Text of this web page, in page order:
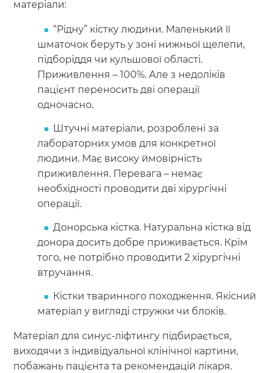
матеріали:
“Рідну” кістку людини. Маленький її
шматочок беруть у зоні нижньої щелепи,
підборіддя чи кульшової області.
Приживлення – 100%. Але з недоліків
пацієнт переносить дві операції
одночасно.
Штучні матеріали, розроблені за
лабораторних умов для конкретної
людини. Має високу ймовірність
приживлення. Перевага – немає
необхідності проводити дві хірургічні
операції.
Донорська кістка. Натуральна кістка від
донора досить добре приживається. Крім
того, не потрібно проводити 2 хірургічні
втручання.
Кістки тваринного походження. Якісний
матеріал у вигляді стружки чи блоків.
Матеріал для синус-ліфтингу підбирається,
виходячи з індивідуальної клінічної картини,
побажань пацієнта та рекомендацій лікаря.